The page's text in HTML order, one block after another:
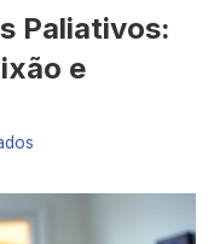
Paliativos:
e